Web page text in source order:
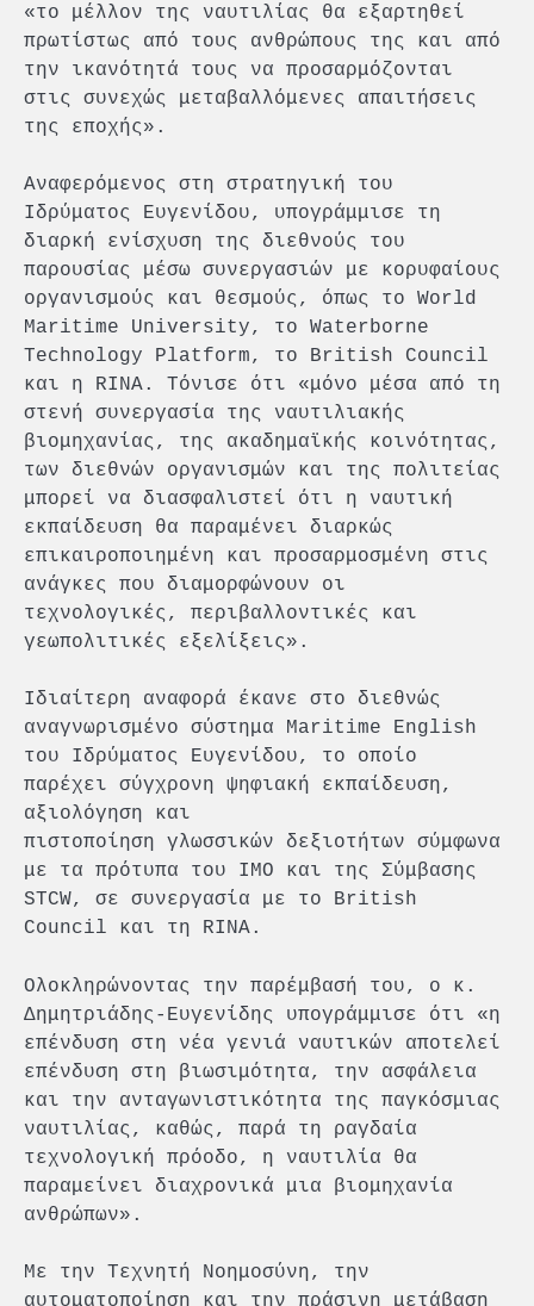
«το μέλλον της ναυτιλίας θα εξαρτηθεί
πρωτίστως από τους ανθρώπους της και από
την ικανότητά τους να προσαρμόζονται
στις συνεχώς μεταβαλλόμενες απαιτήσεις
της εποχής».
Αναφερόμενος στη στρατηγική του
Ιδρύματος Ευγενίδου, υπογράμμισε τη
διαρκή ενίσχυση της διεθνούς του
παρουσίας μέσω συνεργασιών με κορυφαίους
οργανισμούς και θεσμούς, όπως το World
Maritime University, το Waterborne
Technology Platform, το British Council
και η RINA. Τόνισε ότι «μόνο μέσα από τη
στενή συνεργασία της ναυτιλιακής
βιομηχανίας, της ακαδημαϊκής κοινότητας,
των διεθνών οργανισμών και της πολιτείας
μπορεί να διασφαλιστεί ότι η ναυτική
εκπαίδευση θα παραμένει διαρκώς
επικαιροποιημένη και προσαρμοσμένη στις
ανάγκες που διαμορφώνουν οι
τεχνολογικές, περιβαλλοντικές και
γεωπολιτικές εξελίξεις».
Ιδιαίτερη αναφορά έκανε στο διεθνώς
αναγνωρισμένο σύστημα Maritime English
του Ιδρύματος Ευγενίδου, το οποίο
παρέχει σύγχρονη ψηφιακή εκπαίδευση,
αξιολόγηση και
πιστοποίηση γλωσσικών δεξιοτήτων σύμφωνα
με τα πρότυπα του IMO και της Σύμβασης
STCW, σε συνεργασία με το British
Council και τη RINA.
Ολοκληρώνοντας την παρέμβασή του, ο κ.
Δημητριάδης-Ευγενίδης υπογράμμισε ότι «η
επένδυση στη νέα γενιά ναυτικών αποτελεί
επένδυση στη βιωσιμότητα, την ασφάλεια
και την ανταγωνιστικότητα της παγκόσμιας
ναυτιλίας, καθώς, παρά τη ραγδαία
τεχνολογική πρόοδο, η ναυτιλία θα
παραμείνει διαχρονικά μια βιομηχανία
ανθρώπων».
Με την Τεχνητή Νοημοσύνη, την
αυτοματοποίηση και την πράσινη μετάβαση